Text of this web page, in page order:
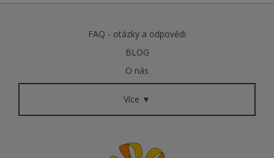
FAQ - otázky a odpovědi
BLOG
O nás
Více ▼